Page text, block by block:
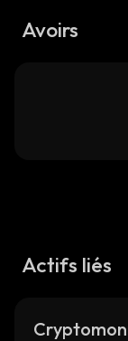
Avoirs
Actifs liés